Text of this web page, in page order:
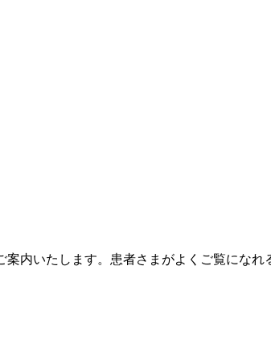
内いたします。 患者さまがよくご覧になれ